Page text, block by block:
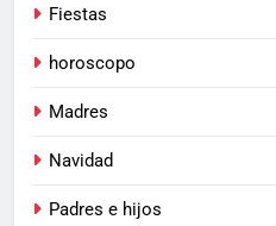
Fiestas
horoscopo
Madres
Navidad
Padres e hijos